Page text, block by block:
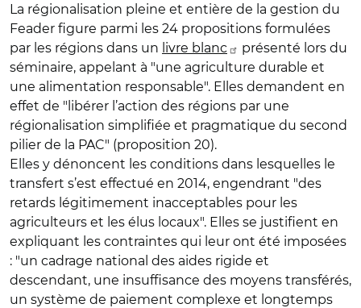
La régionalisation pleine et entière de la gestion du
Feader figure parmi les 24 propositions formulées
par les régions dans un livre blanc
présenté lors du
séminaire, appelant à "une agriculture durable et
une alimentation responsable". Elles demandent en
effet de "libérer l’action des régions par une
régionalisation simplifiée et pragmatique du second
pilier de la PAC" (proposition 20).
Elles y dénoncent les conditions dans lesquelles le
transfert s’est effectué en 2014, engendrant "des
retards légitimement inacceptables pour les
agriculteurs et les élus locaux". Elles se justifient en
expliquant les contraintes qui leur ont été imposées
: "un cadrage national des aides rigide et
descendant, une insuffisance des moyens transférés,
un système de paiement complexe et longtemps